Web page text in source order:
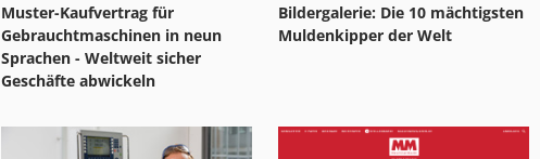
Muster-Kaufvertrag für
Gebrauchtmaschinen in neun
Sprachen - Weltweit sicher
Geschäfte abwickeln
Bildergalerie: Die 10 mächtigsten
Muldenkipper der Welt